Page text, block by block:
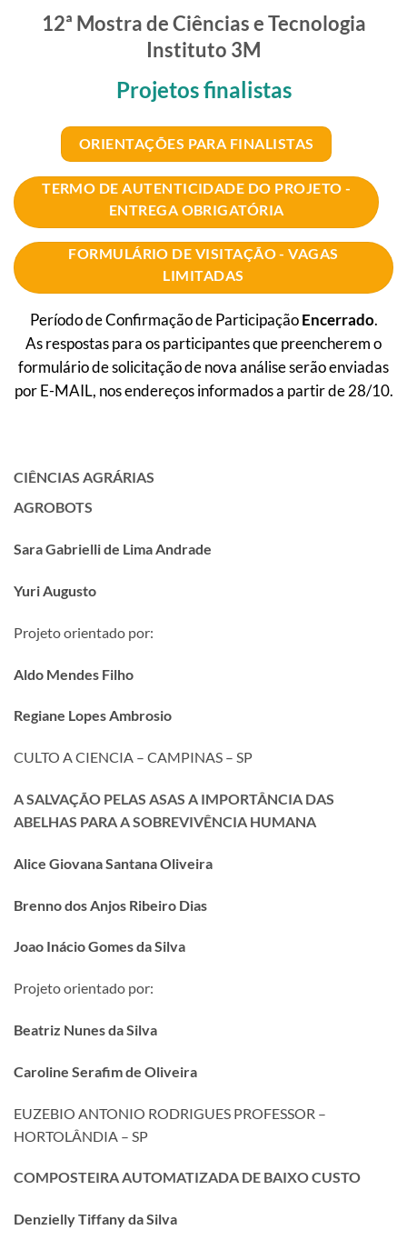
12ª Mostra de Ciências e Tecnologia
Instituto 3M
Projetos finalistas
ORIENTAÇÕES PARA FINALISTAS
TERMO DE AUTENTICIDADE DO PROJETO -
ENTREGA OBRIGATÓRIA
FORMULÁRIO DE VISITAÇÃO - VAGAS
LIMITADAS
Período de Confirmação de ParticipaçãoEncerrado.
As respostas para os participantes que preencherem o
formulário de solicitação de nova análise serão enviadas
por E-MAIL, nos endereços informados a partir de 28/10.
CIÊNCIAS AGRÁRIAS
AGROBOTS
Sara Gabrielli de Lima Andrade
Yuri Augusto
Projeto orientado por:
Aldo Mendes Filho
Regiane Lopes Ambrosio
CULTO A CIENCIA – CAMPINAS – SP
A SALVAÇÃO PELAS ASAS A IMPORTÂNCIA DAS
ABELHAS PARA A SOBREVIVÊNCIA HUMANA
Alice Giovana Santana Oliveira
Brenno dos Anjos Ribeiro Dias
Joao Inácio Gomes da Silva
Projeto orientado por:
Beatriz Nunes da Silva
Caroline Serafim de Oliveira
EUZEBIO ANTONIO RODRIGUES PROFESSOR –
HORTOLÂNDIA – SP
COMPOSTEIRA AUTOMATIZADA DE BAIXO CUSTO
Denzielly Tiffany da Silva